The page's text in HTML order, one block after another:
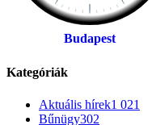
Budapest
Kategóriák
Aktuális hírek1 021
Bűnügy302